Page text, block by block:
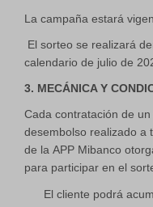
La campaña estará
El sorteo se realizará
calendario de julio de
3. MECÁNICA Y
Cada contratación de
desembolso realizado a
de la APP Mibanco
para participar en el
El cliente podrá